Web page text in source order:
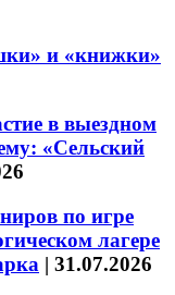
и «книжки»
в выездном
«Сельский
по игре
лагере
| 31.07.2026